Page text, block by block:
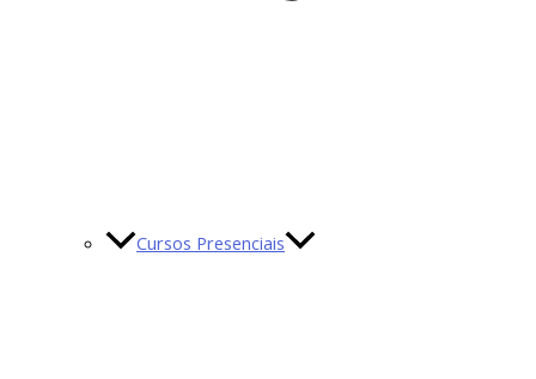
Cursos Presenciais